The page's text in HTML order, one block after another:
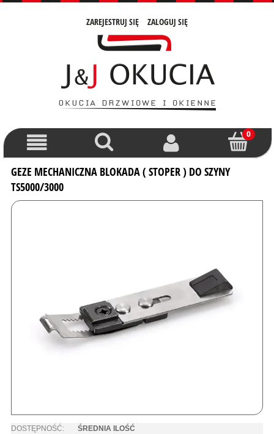
ZAREJESTRUJ SIĘ ZALOGUJ SIĘ
GEZE MECHANICZNA BLOKADA ( STOPER ) DO SZYNY
TS5000/3000
DOSTĘPNOŚĆ:
ŚREDNIA ILOŚĆ